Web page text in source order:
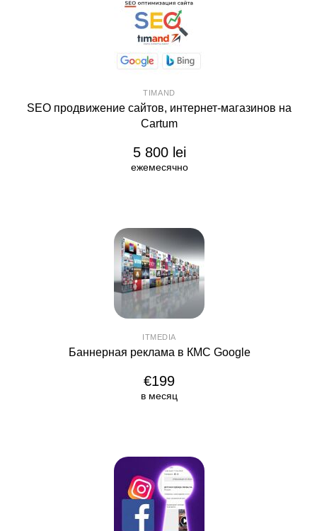
TIMAND
SEO продвижение сайтов, интернет-магазинов на
Cartum
5 800 lei
ежемесячно
ITMEDIA
Баннерная реклама в КМС Google
€199
в месяц